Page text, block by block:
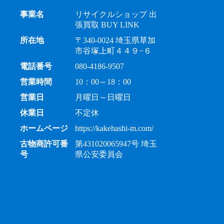
事業名
リサイクルショップ 出
張買取 BUY LINK
所在地
〒340-0024 埼玉県草加
市谷塚上町４４９−６
電話番号
080-4186-9507
営業時間
10：00～18：00
営業日
月曜日～日曜日
休業日
不定休
ホームページ
https://kakehashi-m.com/
古物商許可番
号
第431020065947号 埼玉
県公安委員会